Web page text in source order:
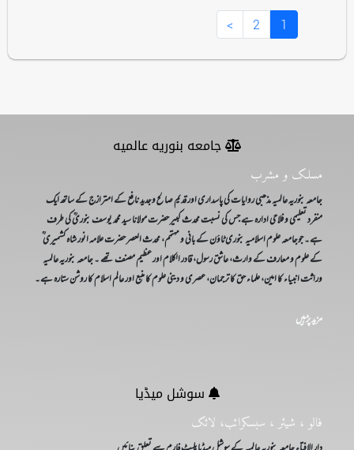
1
(
c
u
e
2
>
جامعه بنوریه عالمیه
مسلک و مشرب
جامعہ بنوریہ عالمیہ مذھبی روایات کی پاسداری اور قدیم صالح وجدید نافع کے امترازج کے ساتھ ایک
منفرد تعلیمی و فلاحی ادارہ ہے جس کی نسبت محدث کبیر حضرت مولانا سید محمد یوسف بنوریؒ کی طرف
ہے۔ جوجامعہ علوم اسلامیہ بنوری ٹاؤن کے بانی و مہتمم، محدث العصر حضرت علامہ انور شاہ کشمیری ؒ
کے علوم و معارف کے وارث، عاشق رسول، قادر الکلام اور عظیم مصنف تھے ۔ جامعہ بنوریہ عالمیہ
وراثت انبیاء کا امین، علماء حق کا ترجمان، عصری و دینی علوم کا منبع اور عالم اسلام کا روشن ستارہ ہے۔
مزید پڑہیں
سوشل میڈیا
فالو ، شیئر ، سبسکرائب، لائک